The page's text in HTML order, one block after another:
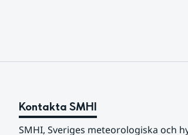
Kontakta SMHI
SMHI, Sveriges meteorologiska och